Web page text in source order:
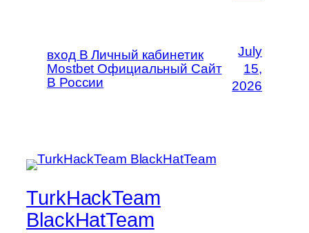
вход В Личный кабинетик
Mostbet Официальный Сайт
В России
July
15,
2026
TurkHackTeam
BlackHatTeam